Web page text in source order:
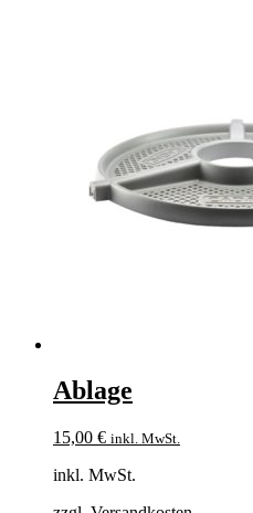
Ablage
15,00 € inkl. MwSt.
inkl. MwSt.